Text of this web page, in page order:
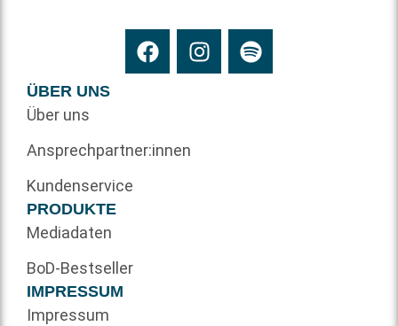
ÜBER UNS
Über uns
Ansprechpartner:innen
Kundenservice
PRODUKTE
Mediadaten
BoD-Bestseller
IMPRESSUM
Impressum